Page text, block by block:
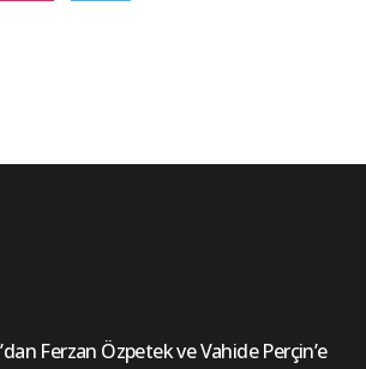
Ferzan Özpetek ve Vahide Perçin’e